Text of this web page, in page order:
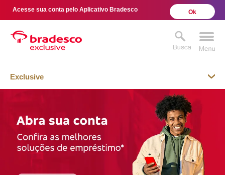
Exclusive
SUAS BUSCAS RECENTES
Acesse sua conta pelo Aplicativo Bradesco Ok